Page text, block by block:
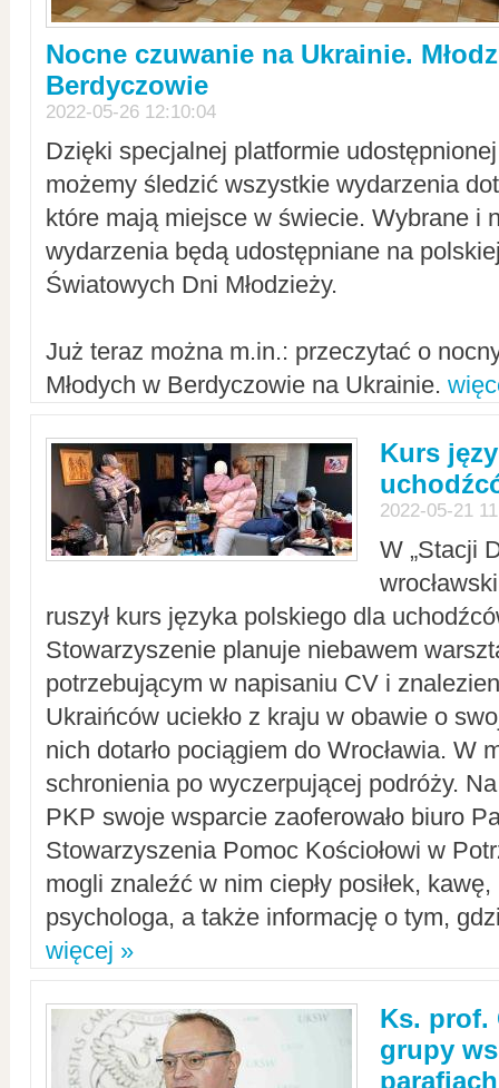
Nocne czuwanie na Ukrainie.
Berdyczowie
2022-05-26 12:10:04
Dzięki specjalnej platformie
możemy śledzić wszystkie wydarzenia
które mają miejsce w świecie. Wybrane i
wydarzenia będą udostępniane na
Światowych Dni Młodzieży.
Już teraz można m.in.: przeczytać o
Młodych w Berdyczowie na Ukrainie.
Kurs
2022-05-21
W „Stacji
ruszył kurs języka polskiego dla
Stowarzyszenie planuje niebawem
potrzebującym w napisaniu CV i
Ukraińców uciekło z kraju w obawie o
nich dotarło pociągiem do Wrocławia. W
schronienia po wyczerpującej podróży.
PKP swoje wsparcie zaoferowało biuro
Stowarzyszenia Pomoc Kościołowi w
mogli znaleźć w nim ciepły posiłek,
psychologa, a także informację o tym,
więcej »
Ks. prof.
grupy
parafiach